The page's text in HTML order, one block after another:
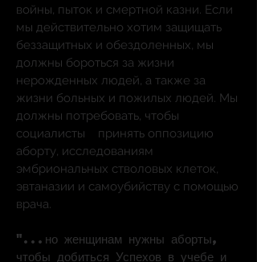
войны, пыток и смертной казни. Если
мы действительно хотим защищать
беззащитных и обездоленных, мы
должны бороться за жизни
нерожденных людей, а также за
жизни больных и пожилых людей. Мы
должны потребовать, чтобы
социалисты
принять оппозицию
аборту, исследованиям
эмбриональных стволовых клеток,
эвтаназии и самоубийству с помощью
врача.
"...но женщинам нужны аборты,
чтобы добиться Успехов в учебе и